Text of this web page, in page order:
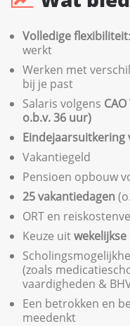
Volledige flexibiliteit
werkt
Werken met
bij je past
Salaris volgens
o.b.v. 36 uur)
Eindejaarsuitkering
Vakantiegeld
Pensioen opbouw
25 vakantiedagen
ORT en
Keuze uit
(zoals
vaardigheden &
Een betrokken en
meedenkt